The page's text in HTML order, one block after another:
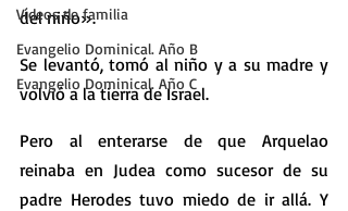
Vídeos de familia
Evangelio Dominical. Año B
Evangelio Dominical. Año C
del niño».
Se levantó, tomó al niño y a su madre y
volvió a la tierra de Israel.
Pero al enterarse de que Arquelao
reinaba en Judea como sucesor de su
padre Herodes tuvo miedo de ir allá. Y